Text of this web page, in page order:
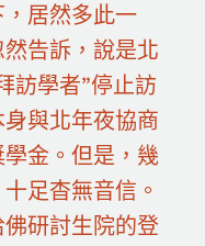
，居然多此一
告訴，說是北
訪學者”停止訪
與北年夜協商
金。但是，幾
足杳無音信。
研討生院的登